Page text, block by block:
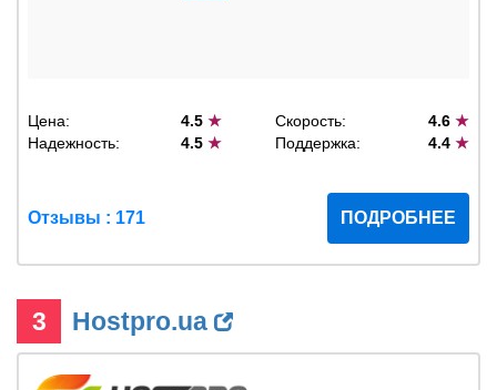
Цена: 4.5★ Скорость: 4.6 ★
Надежность:
4.5★ Поддержка: 4.4 ★
Отзывы : 171 ПОДРОБНЕЕ
3 Hostpro.ua